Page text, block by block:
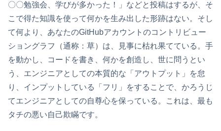
〇〇勉強会、学びが多かった！」などと投稿はするが、そ
こで得た知識を使って何かを生み出した形跡はない。そし
て何より、あなたのGitHubアカウントのコントリビュー
ショングラフ（通称：草）は、見事に枯れ果てている。手
を動かし、コードを書き、何かを創造し、世に問うとい
う、エンジニアとしての本質的な「アウトプット」を怠
り、インプットしている「フリ」をすることで、かろうじ
てエンジニアとしての自尊心を保っている。これは、最も
タチの悪い自己欺瞞です。